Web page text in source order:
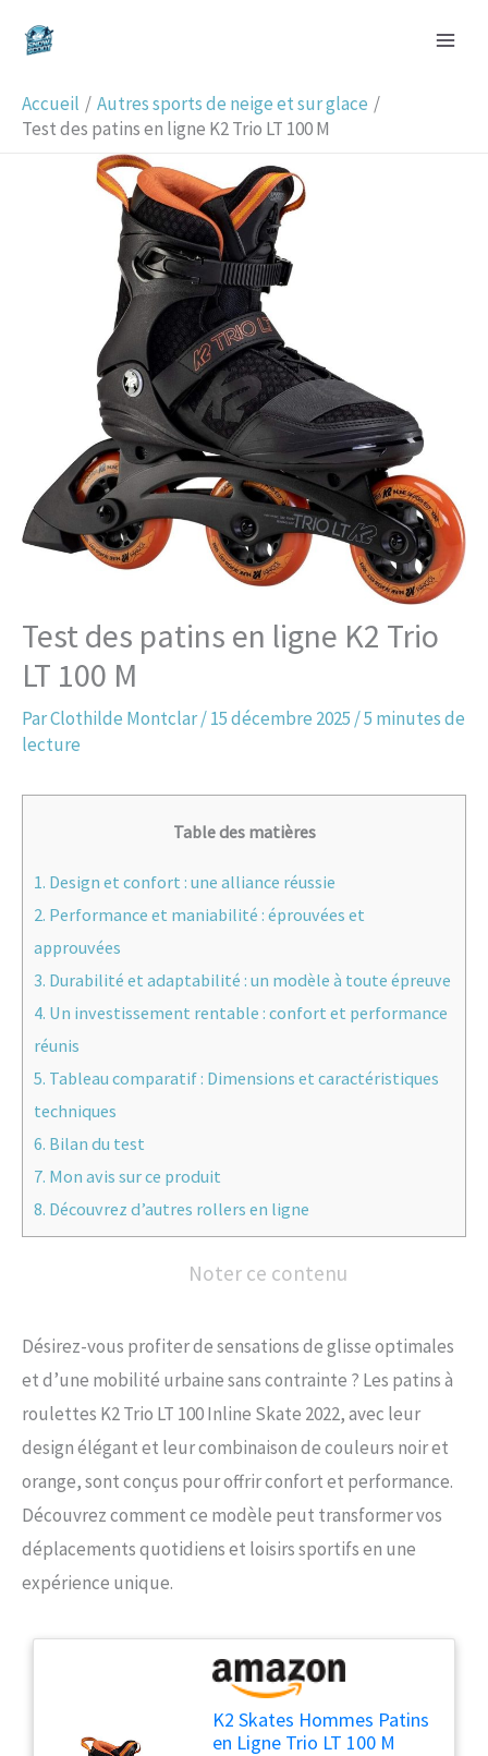
Accueil
Autres sports de neige et sur glace
Test des patins en ligne K2 Trio LT 100 M
Test des patins en ligne K2 Trio
LT 100 M
ParClothilde Montclar/15 décembre 2025 /5 minutes de
lecture
Table des matières
1. Design et confort : une alliance réussie
2. Performance et maniabilité : éprouvées et
approuvées
3. Durabilité et adaptabilité : un modèle à toute épreuve
4. Un investissement rentable : confort et performance
réunis
5. Tableau comparatif : Dimensions et caractéristiques
techniques
6. Bilan du test
7. Mon avis sur ce produit
8. Découvrez d’autres rollers en ligne
Noter ce contenu
Désirez-vous profiter de sensations de glisse optimales
et d’une mobilité urbaine sans contrainte ? Les patins à
roulettes K2 Trio LT 100 Inline Skate 2022, avec leur
design élégant et leur combinaison de couleurs noir et
orange, sont conçus pour offrir confort et performance.
Découvrez comment ce modèle peut transformer vos
déplacements quotidiens et loisirs sportifs en une
expérience unique.
K2 Skates Hommes Patins
en Ligne Trio LT 100 M
e
c
h